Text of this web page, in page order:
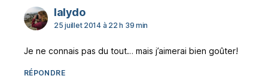
lalydodit :
25 juillet 2014 à 22 h 39 min
Je ne connais pas du tout… mais j’aimerai bien goûter!
RÉPONDRE